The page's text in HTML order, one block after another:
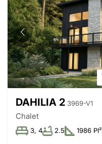
DAHILIA 2 3969-V1
Chalet
3, 4 2.5 1986 PI²